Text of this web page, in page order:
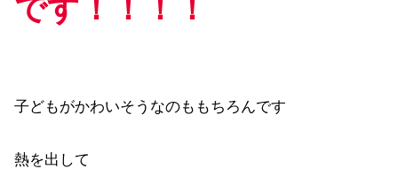
子どもがかわいそうなのももちろんです
熱を出して